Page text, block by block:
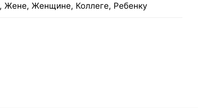
Женщине, Коллеге, Ребенку